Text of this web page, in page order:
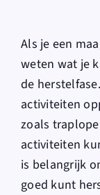
Als je een
weten wat je
de
activiteiten
zoals
activiteiten
is belangrijk
goed kunt